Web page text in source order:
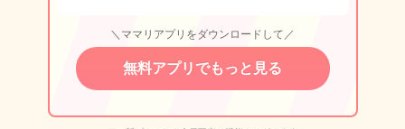
＼ママリアプリをダウンロードして／
無料アプリでもっと見る